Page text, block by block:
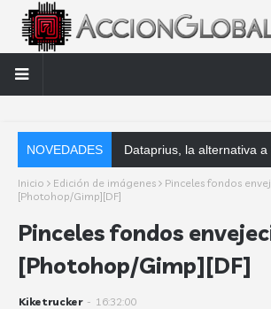
NOVEDADES Dataprius, la alternativa a Google Drive y
Inicio Edición de imágenes
Pinceles fondos
[Photohop/Gimp][DF]
Pinceles fondos
[Photohop/Gimp][DF]
Kiketrucker - 16:32:00